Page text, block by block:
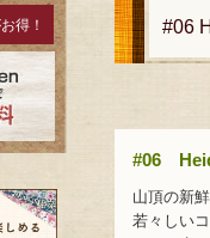
得！ #06
#06
山頂の新
若々しい